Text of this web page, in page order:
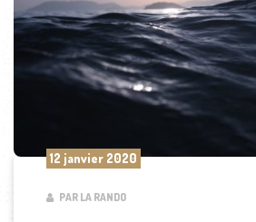
12 janvier 2020
PAR LA RANDO